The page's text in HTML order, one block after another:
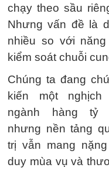
chạy theo sầu
Nhưng vấn đề là
nhiều so với
kiểm soát chuỗi
Chúng ta đang
kiến một nghịch
ngành hàng tỷ
nhưng nền tảng
trị vẫn mang
duy mùa vụ và